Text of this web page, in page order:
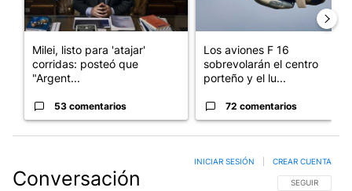
Milei, listo para 'atajar'
corridas: posteó que
"Argent...
53 comentarios
Los aviones F 16
sobrevolarán el centro
porteño y el lu...
72 comentarios
Conversación SIGA ESTA
SEGUIR
INICIAR SESIÓN CREAR CUENTA